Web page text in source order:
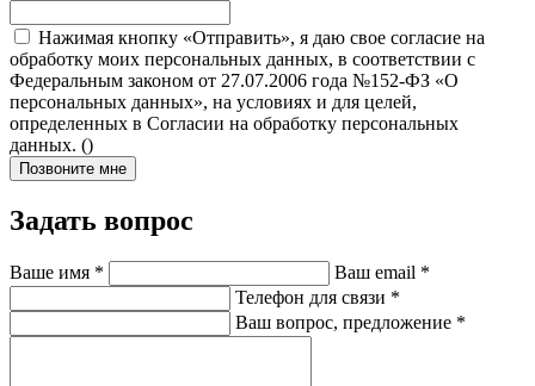
Нажимая кнопку «Отправить», я даю свое согласие на
обработку моих персональных данных, в соответствии с
Федеральным законом от 27.07.2006 года №152-ФЗ «О
персональных данных», на условиях и для целей,
определенных в Согласии на обработку персональных
данных. ()
Позвоните мне
Задать вопрос
Ваше имя * Ваш email *
Телефон для связи *
Ваш вопрос, предложение *